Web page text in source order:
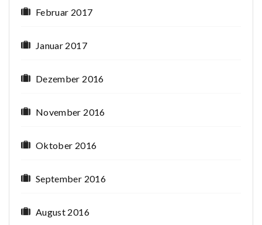
Februar 2017
Januar 2017
Dezember 2016
November 2016
Oktober 2016
September 2016
August 2016